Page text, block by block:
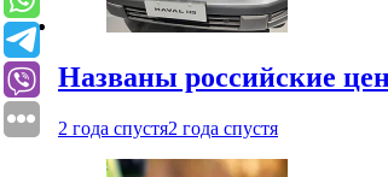
Названы российские
2 года спустя2 года спустя